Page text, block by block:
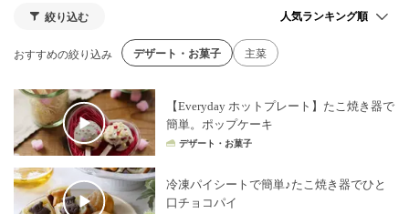
絞り込む
おすすめの絞り込み デザート・お菓子 主菜
【Everyday ホットプレート】たこ焼き器で
簡単。ポップケーキ
デザート・お菓子
冷凍パイシートで簡単♪たこ焼き器でひと
口チョコパイ